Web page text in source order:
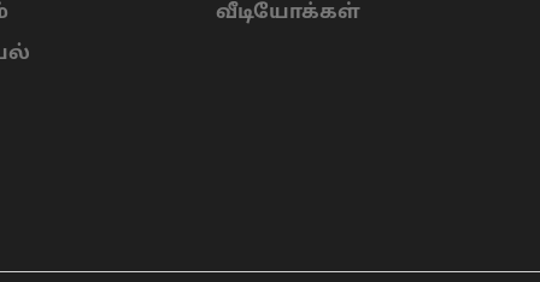
வீடியோக்கள்